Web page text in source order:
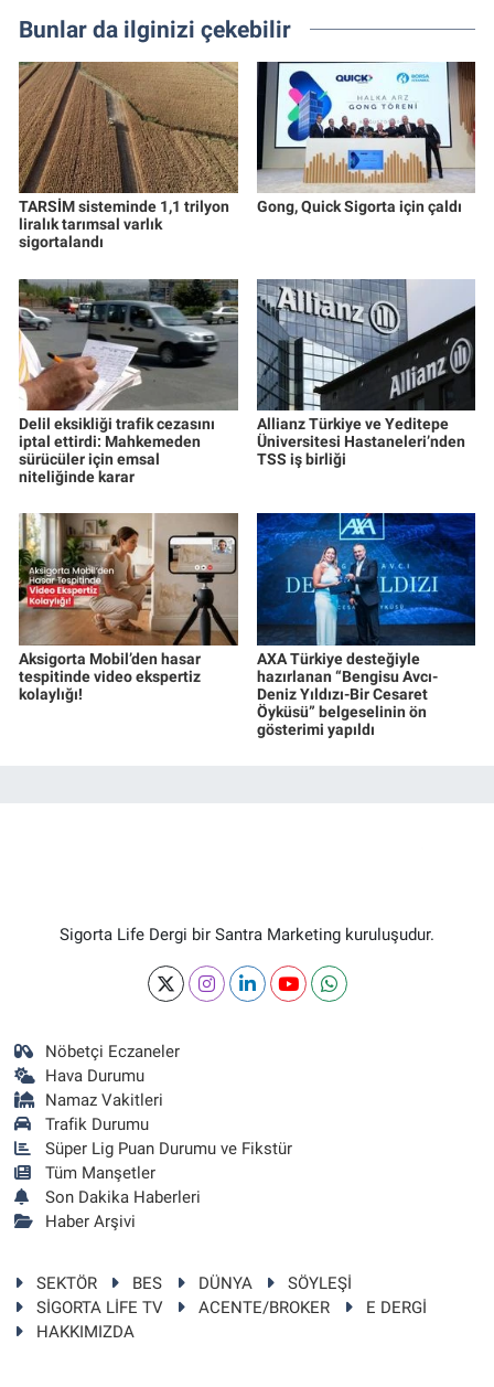
Bunlar da ilginizi çekebilir
TARSİM sisteminde 1,1 trilyon
liralık tarımsal varlık
sigortalandı
Gong, Quick Sigorta için çaldı
Delil eksikliği trafik cezasını
iptal ettirdi: Mahkemeden
sürücüler için emsal
niteliğinde karar
Allianz Türkiye ve Yeditepe
Üniversitesi Hastaneleri’nden
TSS iş birliği
Aksigorta Mobil’den hasar
tespitinde video ekspertiz
kolaylığı!
AXA Türkiye desteğiyle
hazırlanan “Bengisu Avcı-
Deniz Yıldızı-Bir Cesaret
Öyküsü” belgeselinin ön
gösterimi yapıldı
Sigorta Life Dergi bir Santra Marketing kuruluşudur.
Nöbetçi Eczaneler
Hava Durumu
Namaz Vakitleri
Trafik Durumu
Süper Lig Puan Durumu ve Fikstür
Tüm Manşetler
Son Dakika Haberleri
Haber Arşivi
SEKTÖR BES DÜNYA
SÖYLEŞİ
SİGORTA LİFE TV
ACENTE/BROKER
E DERGİ
HAKKIMIZDA